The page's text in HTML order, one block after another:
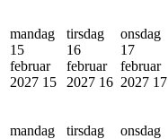
mandag
15
februar
2027 15
tirsdag
16
februar
2027 16
onsdag
17
februar
2027 17
mandag
tirsdag
onsdag